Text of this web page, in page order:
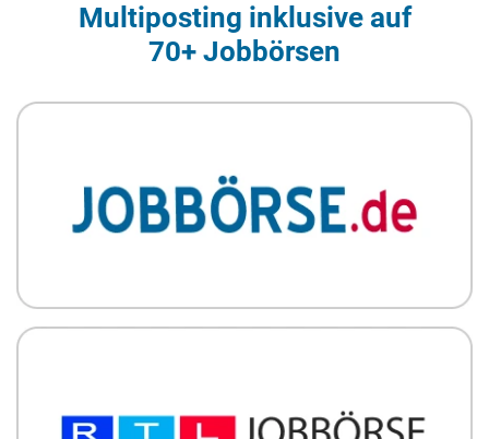
Multiposting inklusive auf
70+ Jobbörsen